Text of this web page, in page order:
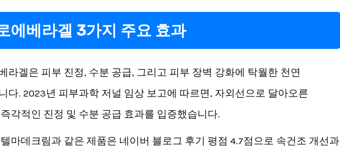
에베라겔 3가지 주요 효과
라겔은 피부 진정, 수분 공급, 그리고 피부 장벽 강화에 탁월한 천연
다. 2023년 피부과학 저널 임상 보고에 따르면, 자외선으로 달아오른
각적인 진정 및 수분 공급 효과를 입증했습니다.
마데크림과 같은 제품은 네이버 블로그 후기 평점 4.7점으로 속건조 개선과